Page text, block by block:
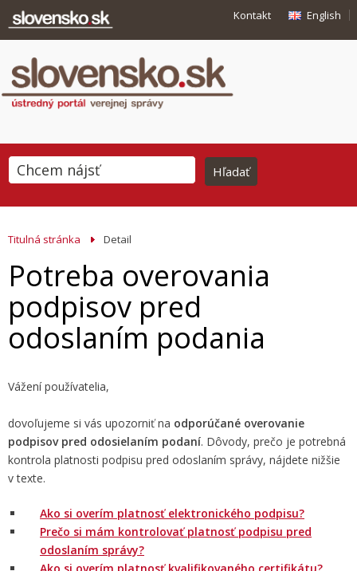
Kontakt English
Titulná stránka Detail
Potreba overovania
podpisov pred
odoslaním podania
Vážení používatelia,
dovoľujeme si vás upozorniť na odporúčané overovanie
podpisov pred odosielaním podaní. Dôvody, prečo je potrebná
kontrola platnosti podpisu pred odoslaním správy, nájdete nižšie
v texte.
Ako si overím platnosť elektronického podpisu?
Prečo si mám kontrolovať platnosť podpisu pred
odoslaním správy?